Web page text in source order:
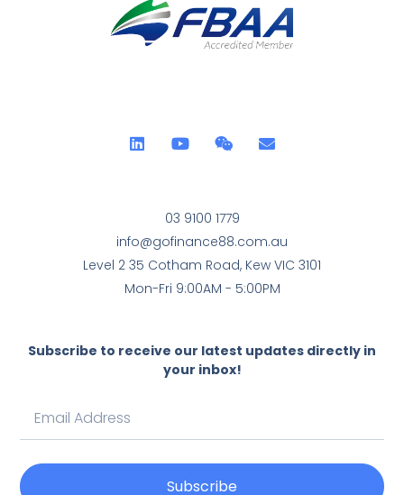
03 9100 1779
info@gofinance88.com.au
Level 2 35 Cotham Road, Kew VIC 3101
Mon-Fri 9:00AM - 5:00PM
Subscribe to receive our latest updates directly in
your inbox!
Subscribe